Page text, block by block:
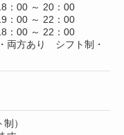
00 ～ 20：00
00 ～ 22：00
00 ～ 22：00
両方あり シフト制・
）